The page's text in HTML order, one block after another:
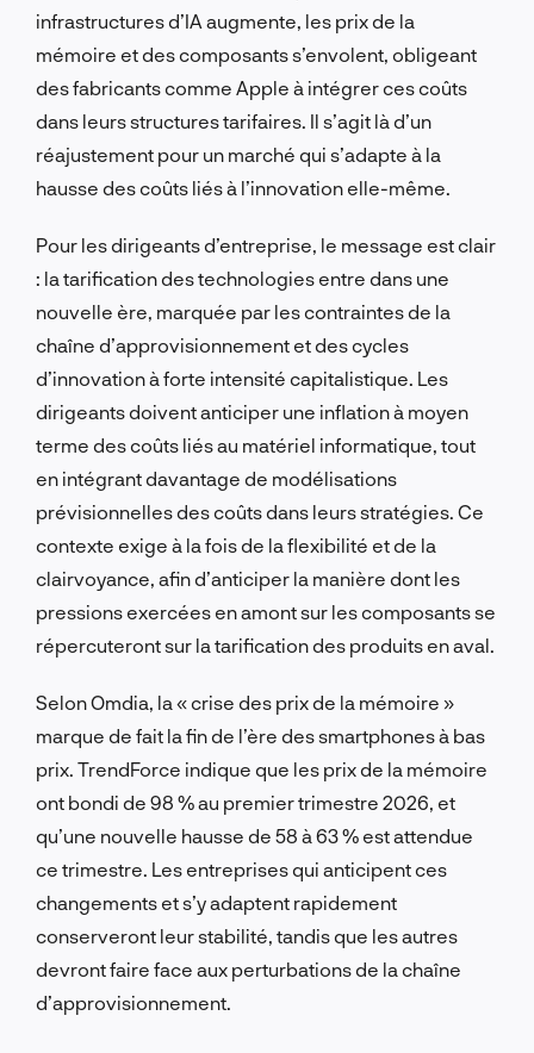
infrastructures d’IA augmente, les prix de la
mémoire et des composants s’envolent, obligeant
des fabricants comme Apple à intégrer ces coûts
dans leurs structures tarifaires. Il s’agit là d’un
réajustement pour un marché qui s’adapte à la
hausse des coûts liés à l’innovation elle-même.
Pour les dirigeants d’entreprise, le message est clair
: la tarification des technologies entre dans une
nouvelle ère, marquée par les contraintes de la
chaîne d’approvisionnement et des cycles
d’innovation à forte intensité capitalistique. Les
dirigeants doivent anticiper une inflation à moyen
terme des coûts liés au matériel informatique, tout
en intégrant davantage de modélisations
prévisionnelles des coûts dans leurs stratégies. Ce
contexte exige à la fois de la flexibilité et de la
clairvoyance, afin d’anticiper la manière dont les
pressions exercées en amont sur les composants se
répercuteront sur la tarification des produits en aval.
Selon Omdia, la « crise des prix de la mémoire »
marque de fait la fin de l’ère des smartphones à bas
prix. TrendForce indique que les prix de la mémoire
ont bondi de 98 % au premier trimestre 2026, et
qu’une nouvelle hausse de 58 à 63 % est attendue
ce trimestre. Les entreprises qui anticipent ces
changements et s’y adaptent rapidement
conserveront leur stabilité, tandis que les autres
devront faire face aux perturbations de la chaîne
d’approvisionnement.